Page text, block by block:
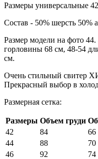
Размеры универсальные
Состав - 50% шерсть 50%
Размер модели на фото
горловины 68 см, 48-54
см.
Очень стильный свитер
Прекрасный выбор в
Размерная сетка:
Размеры Объем груди
42
84 66
44
88 70
46
92 74